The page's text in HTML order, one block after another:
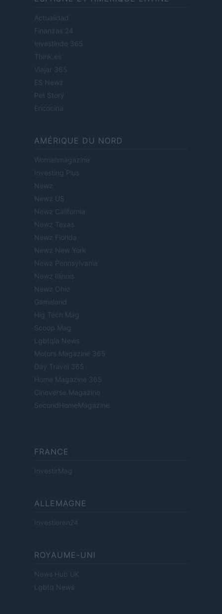
Actualidad
Finanzas 24
Investindo 365
Think.es
Viajar 365
ES Newz
Pet Story
Encocina
AMÉRIQUE DU NORD
Womanmagazine
Investing Plus
Newz
Newz US
Newz California
Newz Texas
Newz Florida
Newz New York
Newz Pennsylvania
Newz Illinois
Newz Ohio
Gameland
Hig Tech Mag
Scoop Mag
Lgbtqia News
Motors Magazine 365
Day Travel 365
Home Magazine 365
Cineverse Magazine
SecondHomeMagazine
FRANCE
InvestirMag
ALLEMAGNE
Investieren24
ROYAUME-UNI
News Hub UK
Lgbtq News